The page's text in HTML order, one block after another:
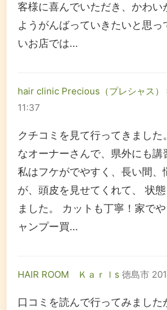
客様に喜んでいただき、かわい
ようがんばっていきたいと思っ
いお店では…
hair clinic Precious（プレシャス）
11:37
クチコミを見て行ってきまし
なオーナーさんで、県外にも講
私はフケがでやすく、長い間、
が、頭皮を見せてくれて、 状
ました。 カットも丁寧！家で
ャンプー買…
HAIR ROOM Ｋａｒｌs 徳島市
口コミを読んで行ってみました